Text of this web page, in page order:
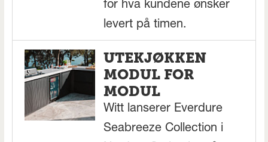
for hva kundene ønsker
levert på timen.
UTEKJØKKEN
MODUL FOR
MODUL
Witt lanserer Everdure
Seabreeze Collection i